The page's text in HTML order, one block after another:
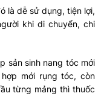
là dễ sử dụng, tiện lợi,
khi di chuyển, chi
sản sinh nang tóc mới
mới rụng tóc, còn
từng mảng thì thuốc